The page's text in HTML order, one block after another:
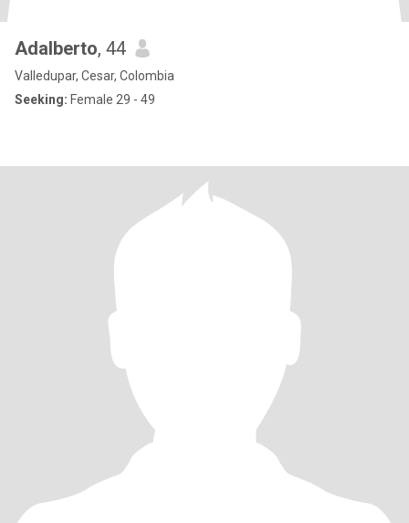
Adalberto, 44
Valledupar, Cesar, Colombia
Seeking: Female 29 - 49